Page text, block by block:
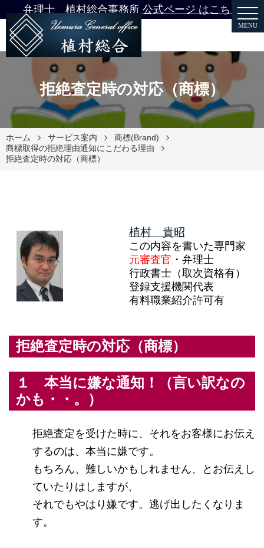
弁理士 植村総合事務所 公式ページ はこちら
MENU
拒絶査定時の対応（商標）
ホーム サービス案内
商標(Brand)
商標取得の拒絶理由通知にこだわる理由
拒絶査定時の対応（商標）
植村 貴昭
この内容を書いた専門家
元審査官 ・弁理士
行政書士（取次資格有）
登録支援機関代表
有料職業紹介許可有
拒絶査定時の対応（商標）
１ 本当に嫌な通知！（言い訳なの
かも・・。）
拒絶査定を受けた時に、それをお客様にお伝え
するのは、本当に嫌です。
もちろん、難しいかもしれません、とお伝えし
ていたりはしますが、
それでもやはり嫌です。逃げ出したくなりま
す。